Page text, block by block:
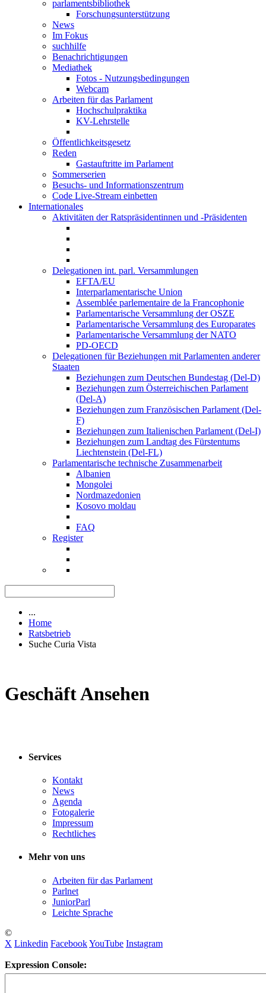
parlamentsbibliothek
Forschungsunterstützung
News
Im Fokus
suchhilfe
Benachrichtigungen
Mediathek
Fotos - Nutzungsbedingungen
Webcam
Arbeiten für das Parlament
Hochschulpraktika
KV-Lehrstelle
Öffentlichkeitsgesetz
Reden
Gastauftritte im Parlament
Sommerserien
Besuchs- und Informationszentrum
Code Live-Stream einbetten
Internationales
Aktivitäten der Ratspräsidentinnen und -Präsidenten
Delegationen int. parl. Versammlungen
EFTA/EU
Interparlamentarische Union
Assemblée parlementaire de la Francophonie
Parlamentarische Versammlung der OSZE
Parlamentarische Versammlung des Europarates
Parlamentarische Versammlung der NATO
PD-OECD
Delegationen für Beziehungen mit Parlamenten anderer
Staaten
Beziehungen zum Deutschen Bundestag (Del-D)
Beziehungen zum Österreichischen Parlament
(Del-A)
Beziehungen zum Französischen Parlament (Del-
F)
Beziehungen zum Italienischen Parlament (Del-I)
Beziehungen zum Landtag des Fürstentums
Liechtenstein (Del-FL)
Parlamentarische technische Zusammenarbeit
Albanien
Mongolei
Nordmazedonien
Kosovo moldau
FAQ
Register
...
Home
Ratsbetrieb
Suche Curia Vista
Geschäft Ansehen
Services
Kontakt
News
Agenda
Fotogalerie
Impressum
Rechtliches
Mehr von uns
Arbeiten für das Parlament
Parlnet
JuniorParl
Leichte Sprache
©
X Linkedin FacebookYouTube Instagram
Expression Console: